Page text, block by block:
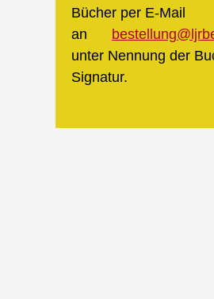
Bücher per E-Mail
an
unter Nennung der
Signatur.